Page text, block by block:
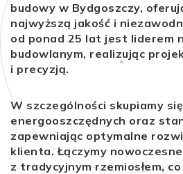
budowy w Bydgoszczy,
najwyższą jakość i
od ponad 25 lat jest liderem
budowlanym, realizując
i precyzją.
W szczególności skupiamy
energooszczędnych oraz
zapewniając optymalne
klienta. Łączymy
z tradycyjnym rzemiosłem,